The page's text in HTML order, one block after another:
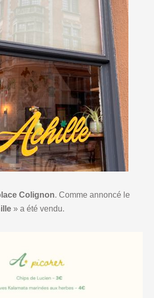
Colignon. Comme annoncé le
» a été vendu.